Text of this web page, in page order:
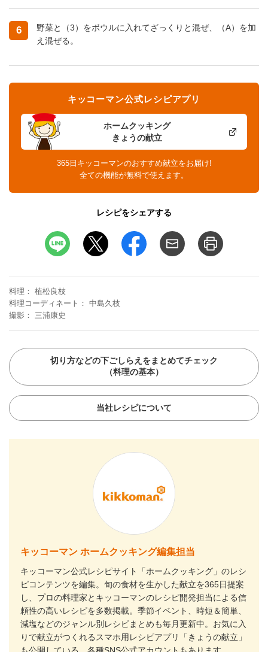
6
野菜と（3）をボウルに入れてざっくりと混ぜ、（A）を加
え混ぜる。
ホームクッキング
きょうの献立
キッコーマン公式レシピアプリ
365日キッコーマンのおすすめ献立をお届け!
全ての機能が無料で使えます。
レシピをシェアする
料理
植松良枝
料理コーディネート
中島久枝
撮影
三浦康史
切り方などの下ごしらえをまとめてチェック
（料理の基本）
当社レシピについて
キッコーマン ホームクッキング編集担当
キッコーマン公式レシピサイト「ホームクッキング」のレシ
ピコンテンツを編集。旬の食材を生かした献立を365日提案
し、プロの料理家とキッコーマンのレシピ開発担当による信
頼性の高いレシピを多数掲載。季節イベント、時短＆簡単、
減塩などのジャンル別レシピまとめも毎月更新中。お気に入
りで献立がつくれるスマホ用レシピアプリ「きょうの献立」